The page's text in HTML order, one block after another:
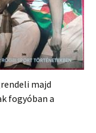
majd
fogyóban a